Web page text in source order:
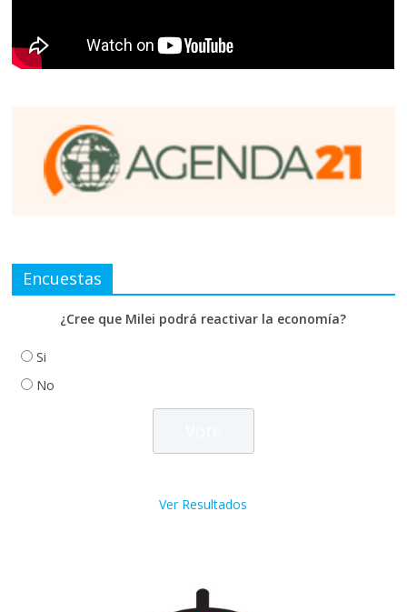
Encuestas
¿Cree que Milei podrá reactivar la economía?
Si
No
Ver Resultados